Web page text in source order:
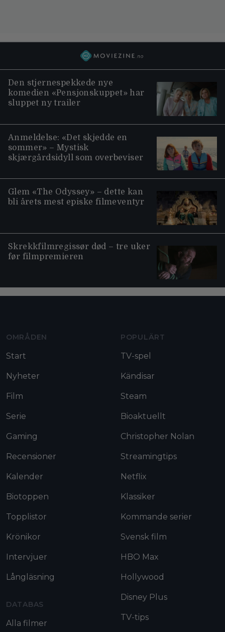
Den stjernespekkede nye
komedien «Pensjonskuppet» har
sluppet ny trailer
Anmeldelse: «Det skjedde en
sommer» – Mystisk
skjærgårdsidyll som overbeviser
Glem «The Odyssey» – dette kan
bli årets mest episke filmeventyr
Skrekkfilmregissør død – tre uker
før filmpremieren
OMRÅDEN
Start
Nyheter
Film
Serie
Gaming
Recensioner
Kalender
Biotoppen
Topplistor
Krönikor
Intervjuer
Långläsning
DATABAS
Alla filmer
POPULÄRT
TV-spel
Kändisar
Steam
Bioaktuellt
Christopher Nolan
Streamingtips
Netflix
Klassiker
Kommande serier
Svensk film
HBO Max
Hollywood
Disney Plus
TV-tips